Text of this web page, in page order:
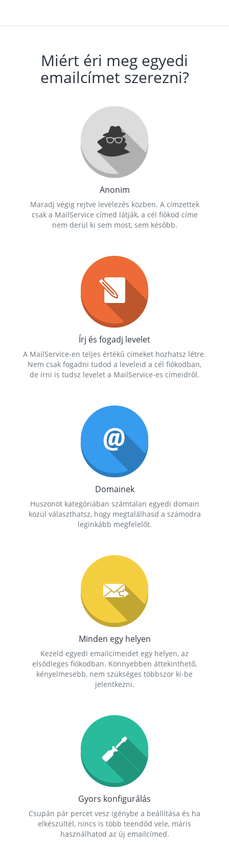
Miért éri meg egyedi
emailcímet szerezni?
Anonim
Maradj végig rejtve levelezés közben. A címzettek
csak a MailService címed látják, a cél fiókod címe
nem derül ki sem most, sem később.
Írj és fogadj levelet
A MailService-en teljes értékű címeket hozhatsz létre.
Nem csak fogadni tudod a leveleid a cél fiókodban,
de írni is tudsz levelet a MailService-es címeidről.
Domainek
Huszonöt kategóriában számtalan egyedi domain
közül választhatsz, hogy megtalálhasd a számodra
leginkább megfelelőt.
Minden egy helyen
Kezeld egyedi emailcímeidet egy helyen, az
elsődleges fiókodban. Könnyebben áttekinthető,
kényelmesebb, nem szükséges többször ki-be
jelentkezni.
Gyors konfigurálás
Csupán pár percet vesz igénybe a beállítása és ha
elkészültél, nincs is több teendőd vele, máris
használhatod az új emailcímed.